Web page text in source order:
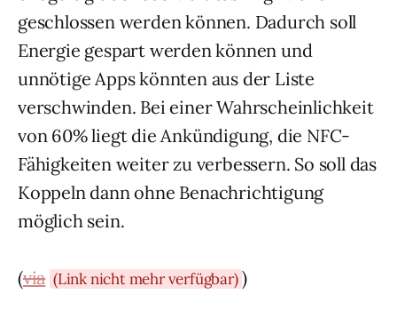
geschlossen werden können. Dadurch soll
Energie gespart werden können und
unnötige Apps könnten aus der Liste
verschwinden. Bei einer Wahrscheinlichkeit
von 60% liegt die Ankündigung, die NFC-
Fähigkeiten weiter zu verbessern. So soll das
Koppeln dann ohne Benachrichtigung
möglich sein.
(via (Link nicht mehr verfügbar))